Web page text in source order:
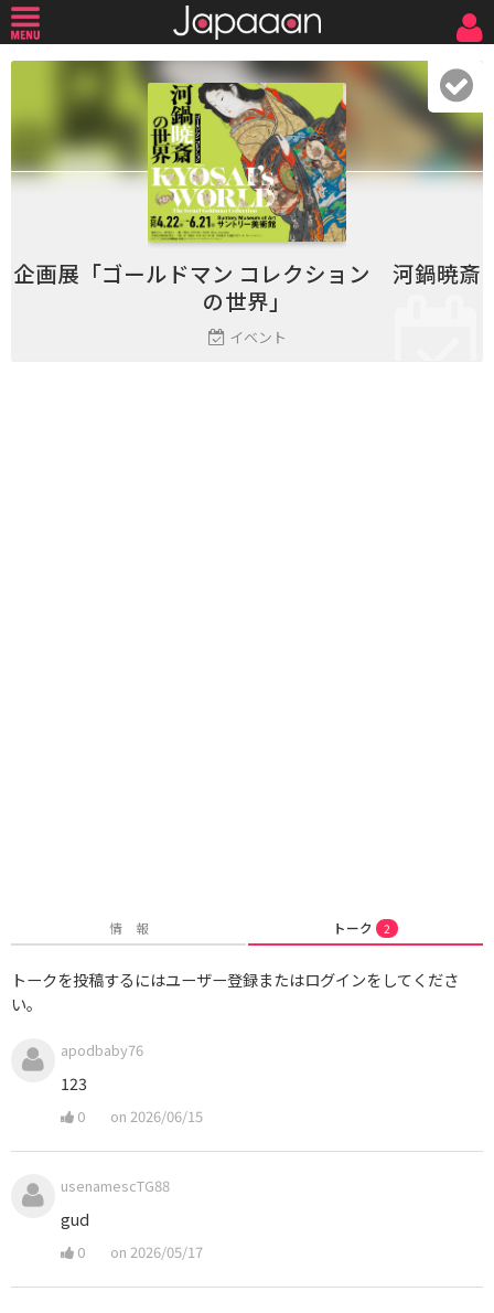
企画展「ゴールドマン コレクション 河鍋暁斎
の世界」
イベント
情 報 トーク 2
トークを投稿するにはユーザー登録またはログインをしてくださ
い。
apodbaby76
123
0 on 2026/06/15
usenamescTG88
gud
0 on 2026/05/17